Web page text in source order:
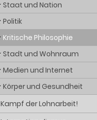
Staat und Nation
Politik
Kritische Philosophie
Stadt und Wohnraum
Medien und Internet
Körper und Gesundheit
Kampf der Lohnarbeit!